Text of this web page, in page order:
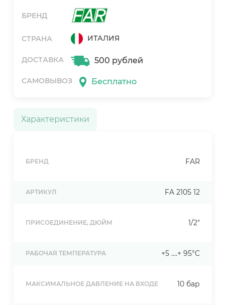
БРЕНД
СТРАНА ИТАЛИЯ
ДОСТАВКА 500 рублей
САМОВЫВОЗ Бесплатно
Характеристики
БРЕНД FAR
АРТИКУЛ FA 2105 12
ПРИСОЕДИНЕНИЕ, ДЮЙМ 1/2"
РАБОЧАЯ ТЕМПЕРАТУРА +5 ….+ 95°C
МАКСИМАЛЬНОЕ ДАВЛЕНИЕ НА ВХОДЕ 10 бар